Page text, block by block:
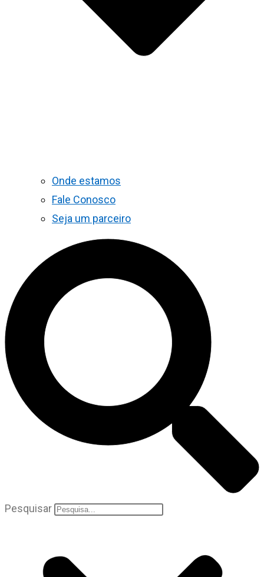
Onde estamos
Fale Conosco
Seja um parceiro
Pesquisar